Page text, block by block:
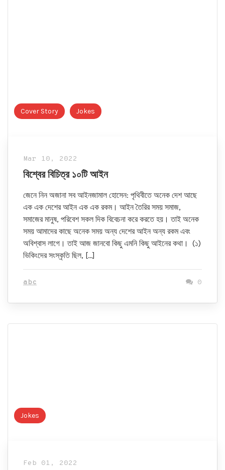
Cover Story Jokes
Mar 10, 2022
বিশ্বের বিচিত্র ১০টি আইন
জেনে নিন অজানা সব আইনজামাল হোসেন: পৃথিবীতে অনেক দেশ আছে
এক এক দেশের আইন এক এক রকম। আইন তৈরির সময় সমাজ,
সমাজের মানুষ, পরিবেশ সকল দিক বিবেচনা করে করতে হয়। তাই অনেক
সময় আমাদের কাছে অনেক সময় অন্য দেশের আইন অন্য রকম এবং
অবিশ্বাস লাগে। তাই আজ জানবো কিছু এমনি কিছু আইনের কথা। (১)
ভিকিংদের সংস্কৃতি ছিল, […]
abc 0
Jokes
Feb 01, 2022